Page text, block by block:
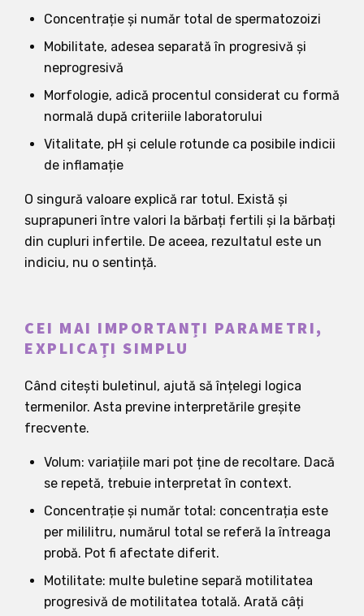
Concentrație și număr total de spermatozoizi
Mobilitate, adesea separată în progresivă și
neprogresivă
Morfologie, adică procentul considerat cu formă
normală după criteriile laboratorului
Vitalitate, pH și celule rotunde ca posibile indicii
de inflamație
O singură valoare explică rar totul. Există și
suprapuneri între valori la bărbați fertili și la bărbați
din cupluri infertile. De aceea, rezultatul este un
indiciu, nu o sentință.
CEI MAI IMPORTANȚI PARAMETRI,
EXPLICAȚI SIMPLU
Când citești buletinul, ajută să înțelegi logica
termenilor. Asta previne interpretările greșite
frecvente.
Volum: variațiile mari pot ține de recoltare. Dacă
se repetă, trebuie interpretat în context.
Concentrație și număr total: concentrația este
per mililitru, numărul total se referă la întreaga
probă. Pot fi afectate diferit.
Motilitate: multe buletine separă motilitatea
progresivă de motilitatea totală. Arată câți